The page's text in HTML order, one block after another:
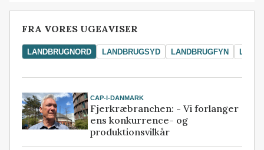
FRA VORES UGEAVISER
LANDBRUGNORD LANDBRUGSYD LANDBRUGFYN
CAP-I-DANMARK
Fjerkræbranchen: - Vi forlanger
ens konkurrence- og
produktionsvilkår